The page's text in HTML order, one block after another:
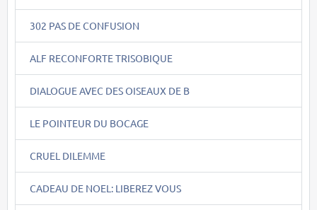
302 PAS DE CONFUSION
ALF RECONFORTE TRISOBIQUE
DIALOGUE AVEC DES OISEAUX DE B
LE POINTEUR DU BOCAGE
CRUEL DILEMME
CADEAU DE NOEL: LIBEREZ VOUS